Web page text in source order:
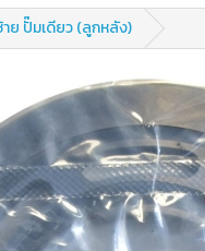
ย ปั๊มเดียว (ลูกหลัง)